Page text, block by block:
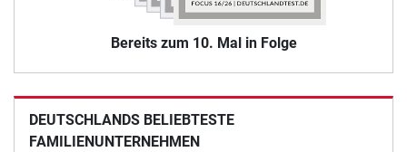
Bereits zum 10. Mal in Folge
DEUTSCHLANDS BELIEBTESTE
FAMILIENUNTERNEHMEN